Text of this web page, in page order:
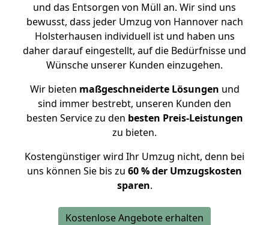
und das Entsorgen von Müll an. Wir sind uns
bewusst, dass jeder Umzug von Hannover nach
Holsterhausen individuell ist und haben uns
daher darauf eingestellt, auf die Bedürfnisse und
Wünsche unserer Kunden einzugehen.
Wir bieten maßgeschneiderte Lösungen und
sind immer bestrebt, unseren Kunden den
besten Service zu den besten Preis-Leistungen
zu bieten.
Kostengünstiger wird Ihr Umzug nicht, denn bei
uns können Sie bis zu 60 % der Umzugskosten
sparen.
Kostenlose Angebote erhalten